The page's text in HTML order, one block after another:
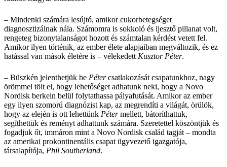
– Mindenki számára lesújtó, amikor cukorbetegséget
diagnosztizálnak nála. Számomra is sokkoló és ijesztő pillanat volt,
rengeteg bizonytalanságot hozott és számtalan kérdést vetett fel.
Amikor ilyen történik, az ember élete alapjaiban megváltozik, és ez
hatással van mások életére is – vélekedettKusztor Péter.
– Büszkén jelenthetjük be Pétercsatlakozását csapatunkhoz, nagy
örömmel tölt el, hogy lehetőséget adhatunk neki, hogy a Novo
Nordisk berkein belül folytathassa pályafutását. Amikor az ember
egy ilyen szomorú diagnózist kap, az megrendíti a világát, örülök,
hogy az elején is ott lehettünk Pétermellett, bátoríthattuk,
segíthettük és reményt adhattunk számára. Szeretettel köszöntjük és
fogadjuk őt, immáron mint a Novo Nordisk család tagját – mondta
az amerikai prokontinentális csapat ügyvezető igazgatója,
társalapítója, Phil Southerland.